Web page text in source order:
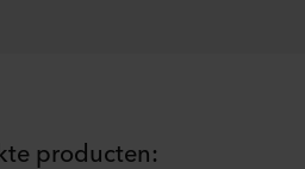
producten: